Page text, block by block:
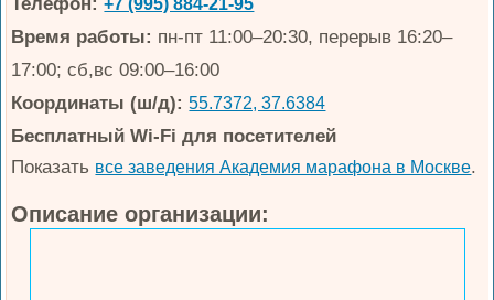
+7 (995) 884-21-95
Время работы: пн-пт 11:00–20:30, перерыв 16:20–
17:00; сб,вс 09:00–16:00
Координаты (ш/д): 55.7372, 37.6384
Бесплатный Wi-Fi для посетителей
Показать все заведения Академия марафона в Москве.
Описание организации: